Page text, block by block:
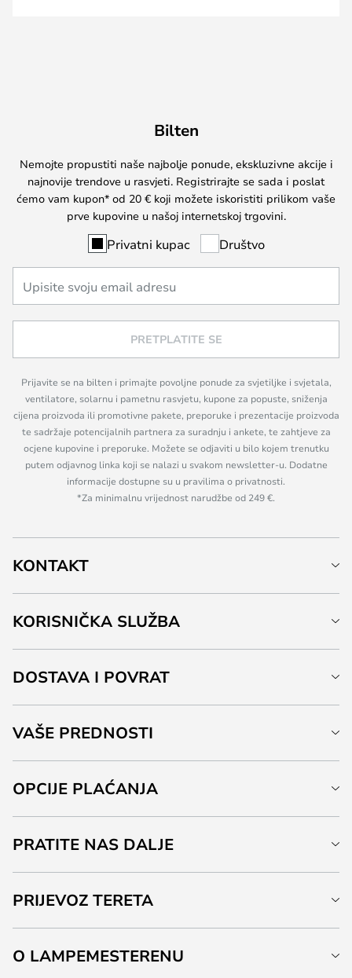
Bilten
Nemojte propustiti naše najbolje ponude, ekskluzivne akcije i
najnovije trendove u rasvjeti. Registrirajte se sada i poslat
ćemo vam kupon* od 20 € koji možete iskoristiti prilikom vaše
prve kupovine u našoj internetskoj trgovini.
Privatni kupac Društvo
PRETPLATITE SE
Prijavite se na bilten i primajte povoljne ponude za svjetiljke i svjetala,
ventilatore, solarnu i pametnu rasvjetu, kupone za popuste, sniženja
cijena proizvoda ili promotivne pakete, preporuke i prezentacije proizvoda
te sadržaje potencijalnih partnera za suradnju i ankete, te zahtjeve za
ocjene kupovine i preporuke. Možete se odjaviti u bilo kojem trenutku
putem odjavnog linka koji se nalazi u svakom newsletter-u. Dodatne
informacije dostupne su u pravilima o privatnosti.
*Za minimalnu vrijednost narudžbe od 249 €.
KONTAKT
KORISNIČKA SLUŽBA
DOSTAVA I POVRAT
VAŠE PREDNOSTI
OPCIJE PLAĆANJA
PRATITE NAS DALJE
PRIJEVOZ TERETA
O LAMPEMESTERENU